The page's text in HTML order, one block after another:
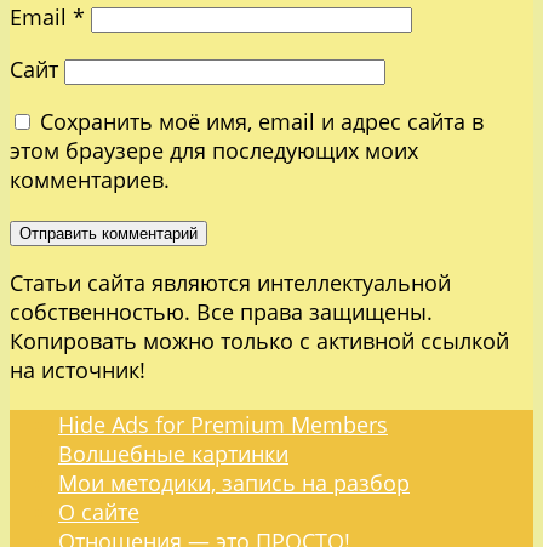
Email *
Сайт
Сохранить моё имя, email и адрес сайта в
этом браузере для последующих моих
комментариев.
Статьи сайта являются интеллектуальной
собственностью. Все права защищены.
Копировать можно только с активной ссылкой
на источник!
Hide Ads for Premium Members
Волшебные картинки
Мои методики, запись на разбор
О сайте
Отношения — это ПРОСТО!